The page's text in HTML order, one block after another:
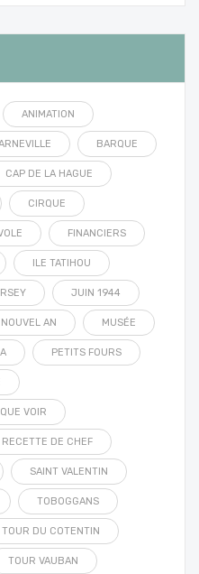
ANIMATION
BARQUE
CAP DE LA HAGUE
CIRQUE
FINANCIERS
ILE TATIHOU
JUIN 1944
AN MUSÉE
PETITS FOURS
QUE VOIR
RECETTE DE CHEF
SAINT VALENTIN
TOBOGGANS
TOUR DU COTENTIN
TOUR VAUBAN